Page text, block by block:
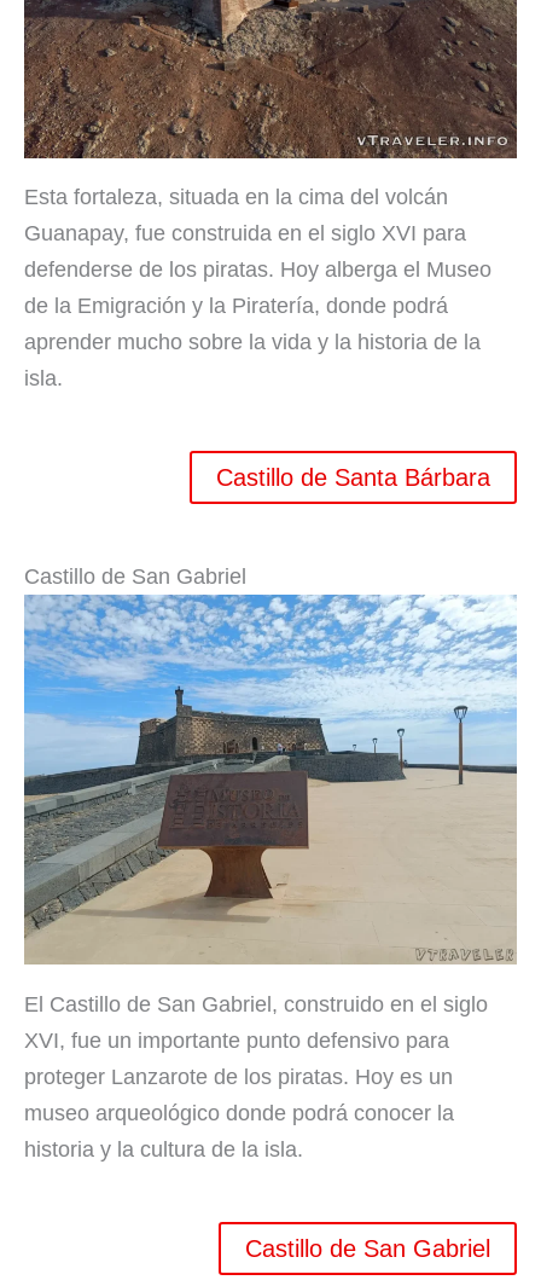
Esta fortaleza, situada en la cima del volcán
Guanapay, fue construida en el siglo XVI para
defenderse de los piratas. Hoy alberga el Museo
de la Emigración y la Piratería, donde podrá
aprender mucho sobre la vida y la historia de la
isla.
Castillo de Santa Bárbara
Castillo de San Gabriel
El Castillo de San Gabriel, construido en el siglo
XVI, fue un importante punto defensivo para
proteger Lanzarote de los piratas. Hoy es un
museo arqueológico donde podrá conocer la
historia y la cultura de la isla.
Castillo de San Gabriel